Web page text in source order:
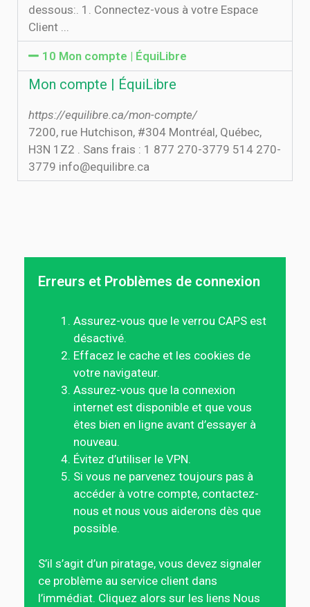
dessous:. 1. Connectez-vous à votre Espace
Client ...
10 Mon compte | ÉquiLibre
Mon compte | ÉquiLibre
https://equilibre.ca/mon-compte/
7200, rue Hutchison, #304 Montréal, Québec,
H3N 1Z2 . Sans frais : 1 877 270-3779 514 270-
3779 info@equilibre.ca
Erreurs et Problèmes de connexion
Assurez-vous que le verrou CAPS est
désactivé.
Effacez le cache et les cookies de
votre navigateur.
Assurez-vous que la connexion
internet est disponible et que vous
êtes bien en ligne avant d’essayer à
nouveau.
Évitez d’utiliser le VPN.
Si vous ne parvenez toujours pas à
accéder à votre compte, contactez-
nous et nous vous aiderons dès que
possible.
S’il s’agit d’un piratage, vous devez signaler
ce problème au service client dans
l’immédiat. Cliquez alors sur les liens Nous